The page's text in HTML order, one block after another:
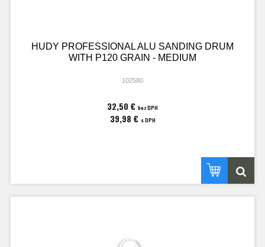
HUDY PROFESSIONAL ALU SANDING DRUM
WITH P120 GRAIN - MEDIUM
102580
32,50 € bez DPH
39,98 € s DPH